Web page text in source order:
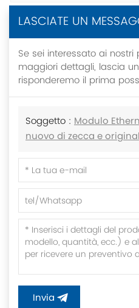
LASCIATE UN
Se sei interessato ai
maggiori dettagli, lascia
risponderemo il prima
Soggetto : Modulo
nuovo di zecca e
Invia